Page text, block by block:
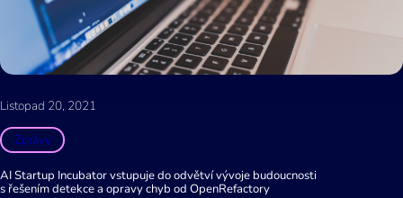
Listopad 20, 2021
Zprávy
AI Startup Incubator vstupuje do odvětví vývoje budoucnosti
s řešením detekce a opravy chyb od OpenRefactory